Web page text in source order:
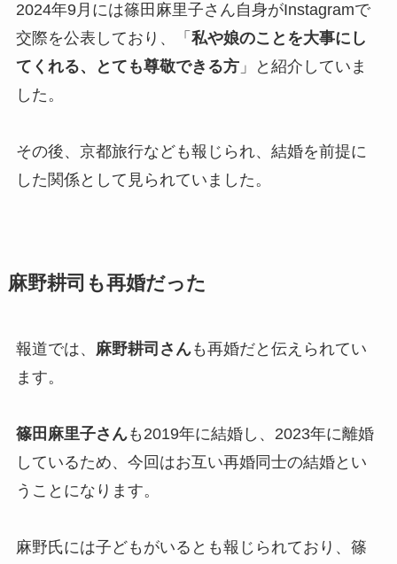
2024年9月には篠田麻里子さん自身がInstagramで
交際を公表しており、「 私や娘のことを大事にし
てくれる、とても尊敬できる方」と紹介していま
した。
その後、京都旅行なども報じられ、結婚を前提に
した関係として見られていました。
麻野耕司も再婚だった
報道では、 麻野耕司さんも再婚だと伝えられてい
ます。
篠田麻里子さんも2019年に結婚し、2023年に離婚
しているため、今回はお互い再婚同士の結婚とい
うことになります。
麻野氏には子どもがいるとも報じられており、篠